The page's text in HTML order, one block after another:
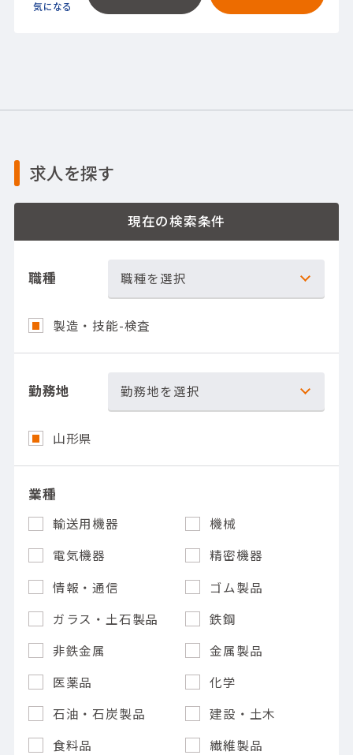
求人を探す
現在の検索条件
職種 職種を選択
製造・技能-検査
勤務地 勤務地を選択
山形県
業種
輸送用機器
機械
電気機器
精密機器
情報・通信
ゴム製品
ガラス・土石製品
鉄鋼
非鉄金属
金属製品
医薬品
化学
石油・石炭製品
建設・土木
食料品
繊維製品